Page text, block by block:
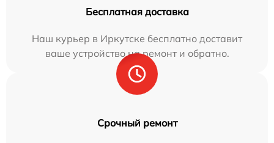
Бесплатная доставка
Наш курьер в Иркутске бесплатно доставит
ваше устройство на ремонт и обратно.
Срочный ремонт